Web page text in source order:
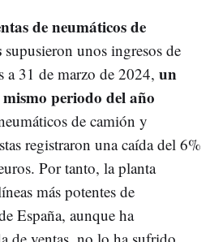
de neumáticos de
supusieron unos ingresos de
a 31 de marzo de 2024, un
periodo del año
de camión y
registraron una caída del 6%
Por tanto, la planta
más potentes de
España, aunque ha